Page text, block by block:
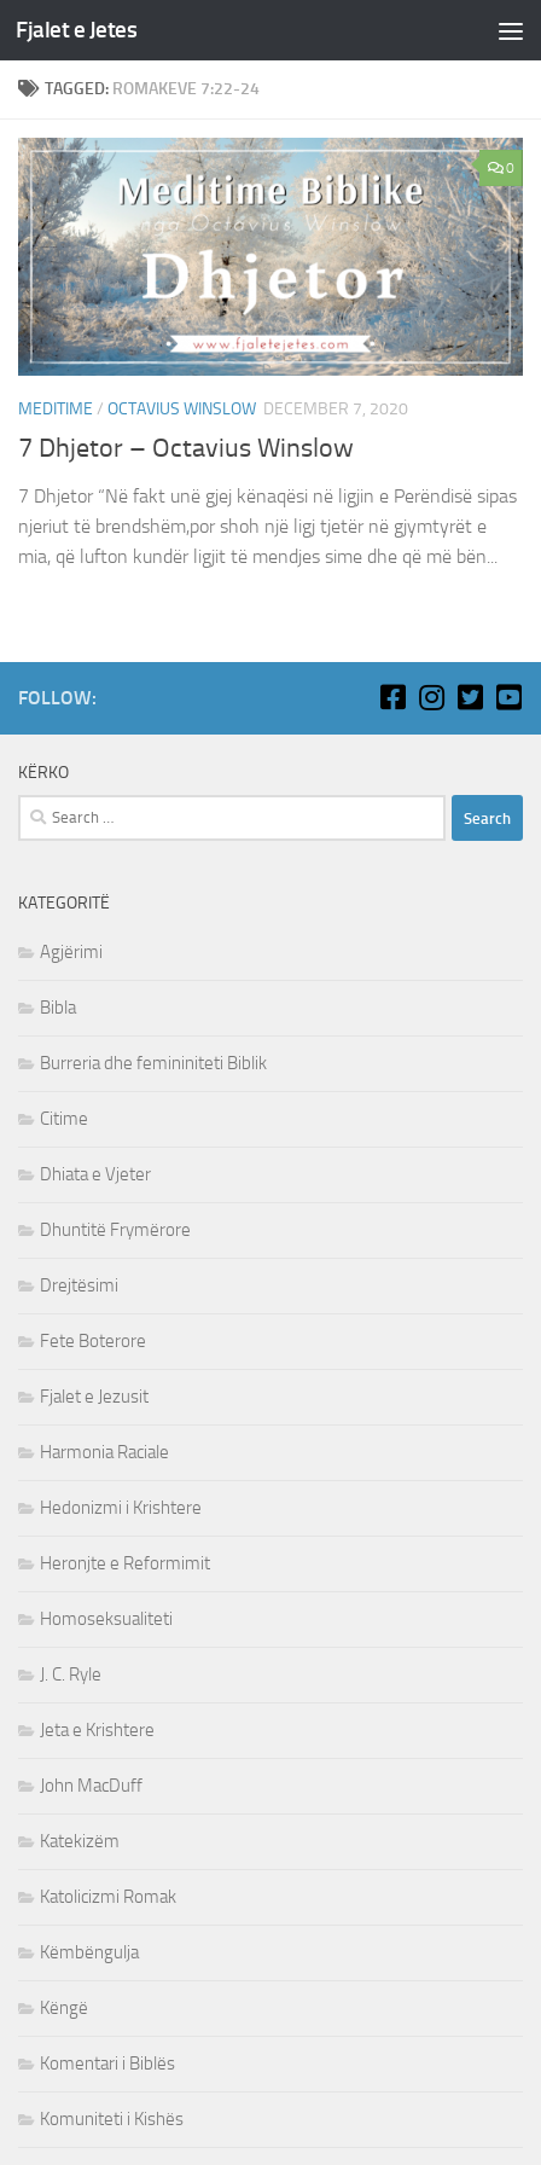
Skip to content
Fjalet e Jetes
TAGGED: ROMAKEVE 7:22-24
0
MEDITIME / OCTAVIUS WINSLOW DECEMBER 7, 2020
7 Dhjetor – Octavius Winslow
7 Dhjetor “Në fakt unë gjej kënaqësi në ligjin e Perëndisë sipas
njeriut të brendshëm,por shoh një ligj tjetër në gjymtyrët e
mia, që lufton kundër ligjit të mendjes sime dhe që më bën...
FOLLOW:
KËRKO
Search
for:
KATEGORITË
Agjërimi
Bibla
Burreria dhe femininiteti Biblik
Citime
Dhiata e Vjeter
Dhuntitë Frymërore
Drejtësimi
Fete Boterore
Fjalet e Jezusit
Harmonia Raciale
Hedonizmi i Krishtere
Heronjte e Reformimit
Homoseksualiteti
J. C. Ryle
Jeta e Krishtere
John MacDuff
Katekizëm
Katolicizmi Romak
Këmbëngulja
Këngë
Komentari i Biblës
Komuniteti i Kishës